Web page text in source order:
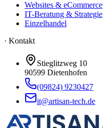
Websites & eCommerce
IT-Beratung & Strategie
Einzelhandel
· Kontakt
Stieglitzweg 10
90599 Dietenhofen
(09824) 9230427
it@artisan-tech.de